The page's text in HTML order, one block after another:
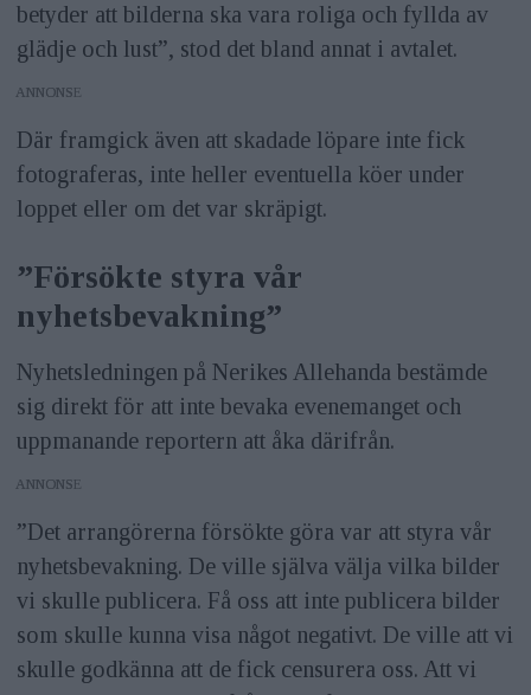
betyder att bilderna ska vara roliga och fyllda av
glädje och lust”, stod det bland annat i avtalet.
ANNONS
Där framgick även att skadade löpare inte fick
fotograferas, inte heller eventuella köer under
loppet eller om det var skräpigt.
”Försökte styra vår
nyhetsbevakning”
Nyhetsledningen på Nerikes Allehanda bestämde
sig direkt för att inte bevaka evenemanget och
uppmanande reportern att åka därifrån.
ANNONS
”Det arrangörerna försökte göra var att styra vår
nyhetsbevakning. De ville själva välja vilka bilder
vi skulle publicera. Få oss att inte publicera bilder
som skulle kunna visa något negativt. De ville att vi
skulle godkänna att de fick censurera oss. Att vi